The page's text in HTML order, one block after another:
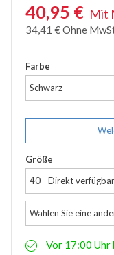
Zubehör
40,95 € Mit
34,41 €Ohne
Farbe
Schwarz
Größe
40 - Direkt verfügbar
Wählen Sie eine
Vor 17:00 Uhr